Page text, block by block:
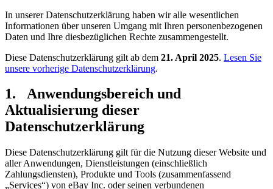
In unserer Datenschutzerklärung haben wir alle wesentlichen
Informationen über unseren Umgang mit Ihren personenbezogenen
Daten und Ihre diesbezüglichen Rechte zusammengestellt.
Diese Datenschutzerklärung gilt ab dem 21. April 2025. Lesen Sie
unsere vorherige Datenschutzerklärung.
1. Anwendungsbereich und
Aktualisierung dieser
Datenschutzerklärung
Diese Datenschutzerklärung gilt für die Nutzung dieser Website und
aller Anwendungen, Dienstleistungen (einschließlich
Zahlungsdiensten), Produkte und Tools (zusammenfassend
„Services“) von eBay Inc. oder seinen verbundenen